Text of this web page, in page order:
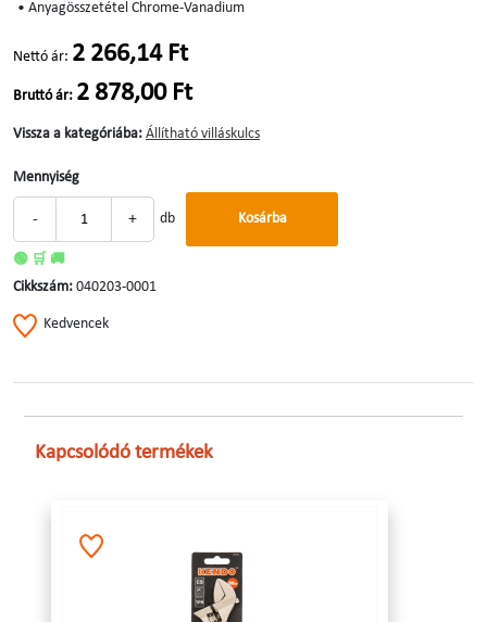
• Anyagösszetétel Chrome-Vanadium
Nettó ár: 2 266,14 Ft
Bruttó ár: 2 878,00 Ft
Vissza a kategóriába: Állítható villáskulcs
Mennyiség
- + db Kosárba
🟢 🛒 🚚
Cikkszám: 040203-0001
Kedvencek
Kapcsolódó termékek